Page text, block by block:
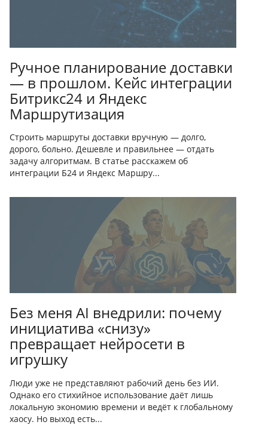
Ручное планирование доставки
— в прошлом. Кейс интеграции
Битрикс24 и Яндекс
Маршрутизация
Строить маршруты доставки вручную — долго,
дорого, больно. Дешевле и правильнее — отдать
задачу алгоритмам. В статье расскажем об
интеграции Б24 и Яндекс Маршру...
Без меня AI внедрили: почему
инициатива «снизу»
превращает нейросети в
игрушку
Люди уже не представляют рабочий день без ИИ.
Однако его стихийное использование даёт лишь
локальную экономию времени и ведёт к глобальному
хаосу. Но выход есть...